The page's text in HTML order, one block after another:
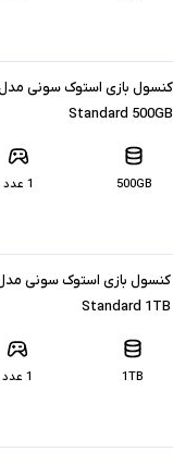
Standard 500GB
500GB 1 عدد
Standard 1TB
1TB 1 عدد